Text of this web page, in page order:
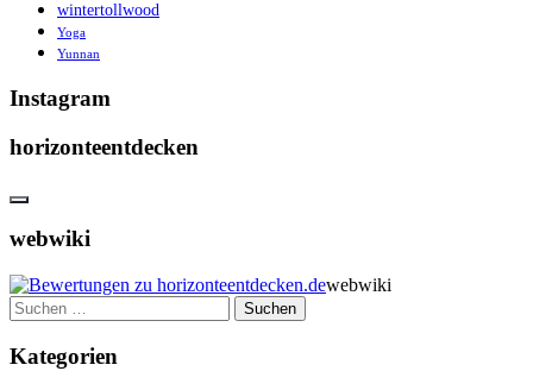
wintertollwood
Yoga
Yunnan
Instagram
horizonteentdecken
webwiki
webwiki
Suchen
nach:
Kategorien